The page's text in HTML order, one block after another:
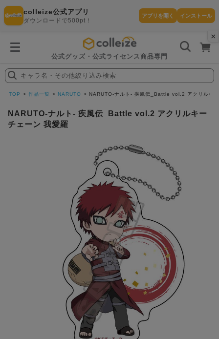
×
colleize公式アプリ
ダウンロードで500pt！
アプリを開く インストール
公式グッズ・公式ライセンス商品専門
探
す
キャラ名・その他絞り込み検索
TOP 作品一覧 NARUTO NARUTO-ナルト- 疾風伝_Battle vol.2 アクリルキ
NARUTO-ナルト- 疾風伝_Battle vol.2 アクリルキー
チェーン 我愛羅